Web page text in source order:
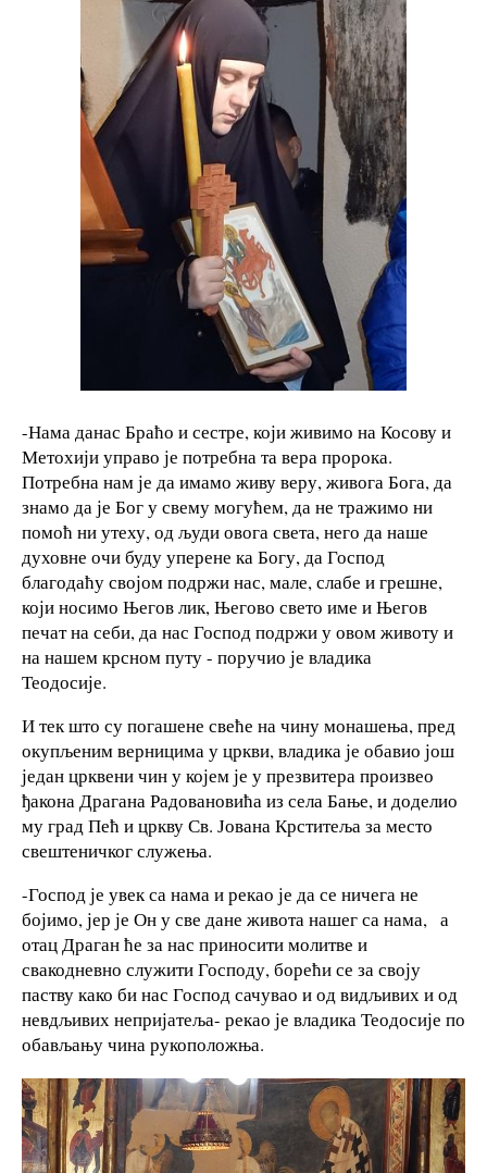
-Нама данас Браћо и сестре, који живимо на Косову и
Метохији управо је потребна та вера пророка.
Потребна нам је да имамо живу веру, живога Бога, да
знамо да је Бог у свему могућем, да не тражимо ни
помоћ ни утеху, од људи овога света, него да наше
духовне очи буду уперене ка Богу, да Господ
благодаћу својом подржи нас, мале, слабе и грешне,
који носимо Његов лик, Његово свето име и Његов
печат на себи, да нас Господ подржи у овом животу и
на нашем крсном путу - поручио је владика
Теодосије.
И тек што су погашене свеће на чину монашења, пред
окупљеним верницима у цркви, владика је обавио још
један црквени чин у којем је у презвитера произвео
ђакона Драгана Радовановића из села Бање, и доделио
му град Пећ и цркву Св. Јована Крститеља за место
свештеничког служења.
-Господ је увек са нама и рекао је да се ничега не
бојимо, јер је Он у све дане живота нашег са нама, а
отац Драган ће за нас приносити молитве и
свакодневно служити Господу, борећи се за своју
паству како би нас Господ сачувао и од видљивих и од
невдљивих непријатеља- рекао је владика Теодосије по
обављању чина рукоположња.